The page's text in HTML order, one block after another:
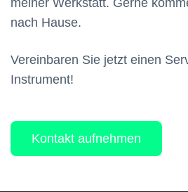
meiner Werkstatt. Gerne
nach Hause.
Vereinbaren Sie jetzt einen
Instrument!
Kontakt aufnehmen